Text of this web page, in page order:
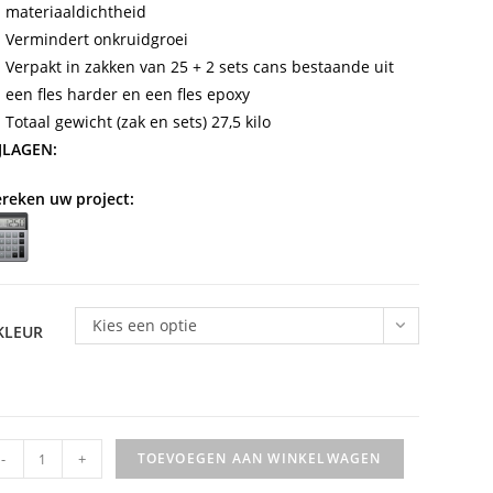
materiaaldichtheid
Vermindert onkruidgroei
Verpakt in zakken van 25 + 2 sets cans bestaande uit
een fles harder en een fles epoxy
Totaal gewicht (zak en sets) 27,5 kilo
uw project:
Kies een optie
- + TOEVOEGEN AAN WINKELWAGEN